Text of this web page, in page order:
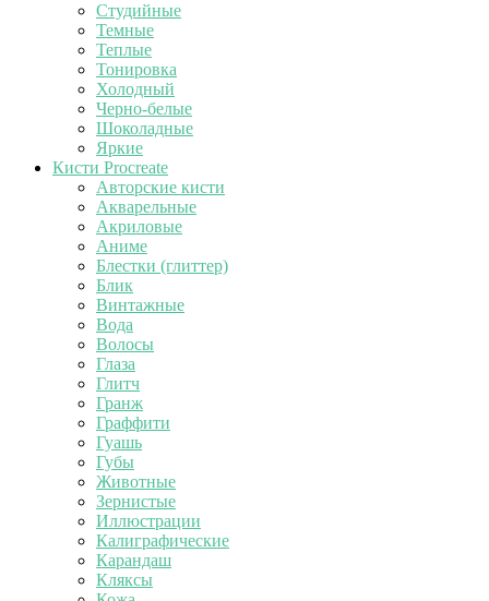
Студийные
Темные
Теплые
Тонировка
Холодный
Черно-белые
Шоколадные
Яркие
Кисти Procreate
Авторские кисти
Акварельные
Акриловые
Аниме
Блестки (глиттер)
Блик
Винтажные
Вода
Волосы
Глаза
Глитч
Гранж
Граффити
Гуашь
Губы
Животные
Зернистые
Иллюстрации
Калиграфические
Карандаш
Кляксы